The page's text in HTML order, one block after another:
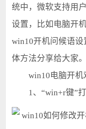
统中，微软支持用
设置，比如电脑开
win10开机问候语
体方法分享给大家。
win10电脑开机
1、“win+r键”打